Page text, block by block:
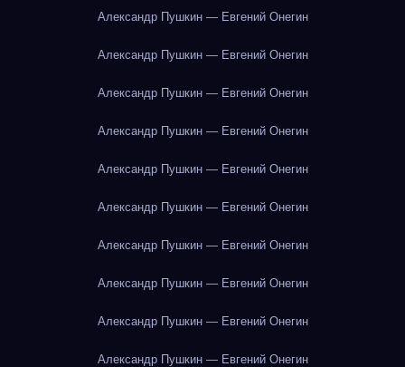
Александр Пушкин — Евгений Онегин
Александр Пушкин — Евгений Онегин
Александр Пушкин — Евгений Онегин
Александр Пушкин — Евгений Онегин
Александр Пушкин — Евгений Онегин
Александр Пушкин — Евгений Онегин
Александр Пушкин — Евгений Онегин
Александр Пушкин — Евгений Онегин
Александр Пушкин — Евгений Онегин
Александр Пушкин — Евгений Онегин